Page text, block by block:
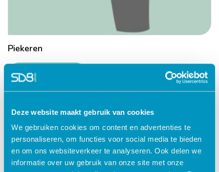
Deze website maakt gebruik van cookies
We gebruiken cookies om content en advertenties te
personaliseren, om functies voor social media te bieden
en om ons websiteverkeer te analyseren. Ook delen we
informatie over uw gebruik van onze site met onze
Piekeren
Lees verder